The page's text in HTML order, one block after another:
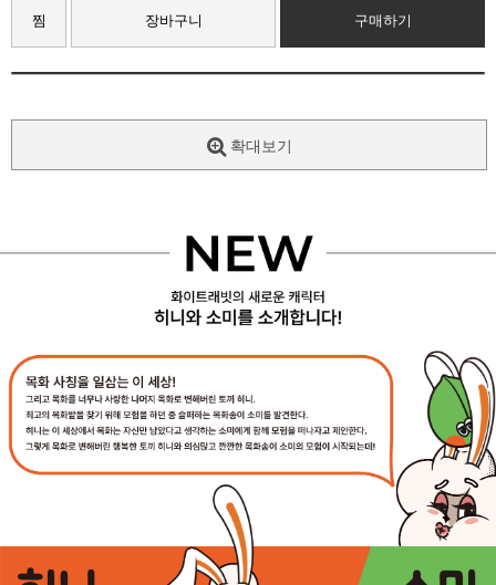
찜 장바구니 구매하기
확대보기